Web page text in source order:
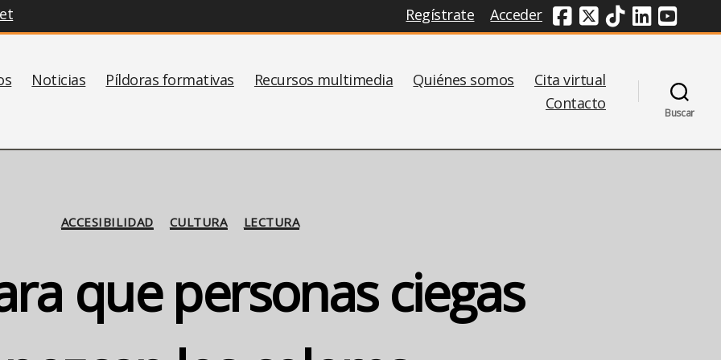
Regístrate Acceder Redes Sociales
Noticias Píldoras formativas Recursos multimedia Quiénes somos
Cita virtual
Contacto
Buscar
Categorías
ACCESIBILIDAD CULTURA LECTURA
que personas ciegas